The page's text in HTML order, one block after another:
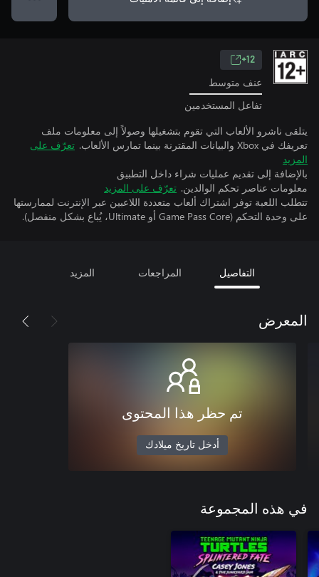
12+
عنف متوسط
تفاعل المستخدمين
يتلقى ناشرو الألعاب التي تقوم بتشغيلها وصولاً إلى معلومات ملف
تعريفك في Xbox والبيانات المقترنة بينما تمارس الألعاب.
تعرّف على
المزيد
بالإضافة إلى تقديم عمليات شراء داخل التطبيق
معلومات عناصر تحكم الوالدين. تعرّف على المزيد
تتطلب اللعبة توفر اشتراك ألعاب متعددة اللاعبين عبر الإنترنت لممارستها
على وحدة التحكم (Game Pass Core أو Ultimate، يُباع بشكل منفصل).
التفاصيل المراجعات المزيد
المعرض
تم حظر هذا المحتوى
أدخل تاريخ ميلادك
في هذه المجموعة